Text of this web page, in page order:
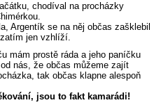
chodíval na procházky
Argentík se na něj občas zašklebil
jen vzhlíží.
mám prostě ráda a jeho paníčku
nás, že občas můžeme zajít
tak občas klapne alespoň
jsou to fakt kamarádi!